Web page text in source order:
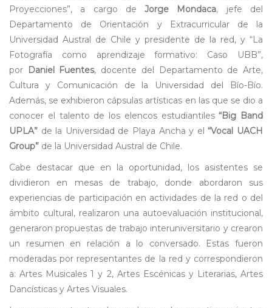
Proyecciones”, a cargo deJorge Mondaca, jefe del
Departamento de Orientación y Extracurricular de la
Universidad Austral de Chile y presidente de la red, y “La
Fotografía como aprendizaje formativo: Caso UBB”,
por Daniel Fuentes, docente del Departamento de Arte,
Cultura y Comunicación de la Universidad del Bío-Bío.
Además, se exhibieron cápsulas artísticas en las que se dio a
conocer el talento de los elencos estudiantiles“Big Band
UPLA” de la Universidad de Playa Ancha y el“Vocal UACH
Group” de la Universidad Austral de Chile.
Cabe destacar que en la oportunidad, los asistentes se
dividieron en mesas de trabajo, donde abordaron sus
experiencias de participación en actividades de la red o del
ámbito cultural, realizaron una autoevaluación institucional,
generaron propuestas de trabajo interuniversitario y crearon
un resumen en relación a lo conversado. Estas fueron
moderadas por representantes de la red y correspondieron
a: Artes Musicales 1 y 2, Artes Escénicas y Literarias, Artes
Dancísticas y Artes Visuales.